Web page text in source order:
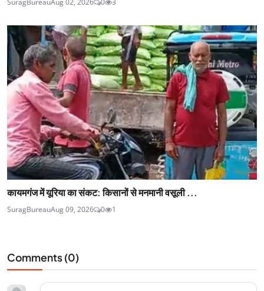
कायमगंज में यूरिया का संकट: किसानों से मनमानी वसूली ...
SuragBureauAug 09, 2026 0 1
Comments (0)